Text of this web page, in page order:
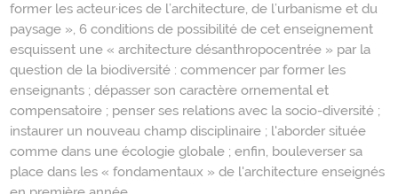
former les acteur·ices de l’architecture, de l’urbanisme et du
paysage », 6 conditions de possibilité de cet enseignement
esquissent une « architecture désanthropocentrée » par la
question de la biodiversité : commencer par former les
enseignants ; dépasser son caractère ornemental et
compensatoire ; penser ses relations avec la socio-diversité ;
instaurer un nouveau champ disciplinaire ; l'aborder située
comme dans une écologie globale ; enfin, bouleverser sa
place dans les « fondamentaux » de l'architecture enseignés